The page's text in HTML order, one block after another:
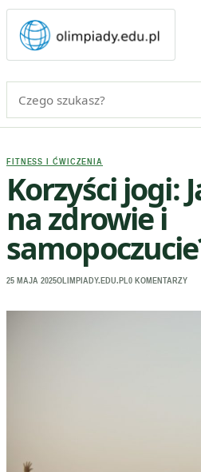
FITNESS I ĆWICZENIA
Korzyści jogi:
na zdrowie i
25 MAJA 2025OLIMPIADY.EDU.PL 0 KOMENTARZY